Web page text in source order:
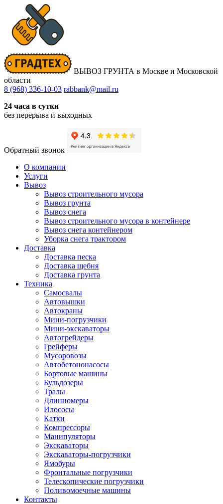
ВЫВОЗ ГРУНТА в Москве и Московской
области
8 (968) 336-10-03 rabbank@mail.ru
24 часа в сутки
без перерыва и выходных
Обратный звонок
О компании
Услуги
Вывоз
Вывоз строительного мусора
Вывоз грунта
Вывоз снега
Вывоз строительного мусора в контейнере
Вывоз снега контейнером
Уборка снега трактором
Доставка
Доставка песка
Доставка щебня
Доставка грунта
Техника
Самосвалы
Автовышки
Автокраны
Мини-погрузчики
Мини-экскаваторы
Автогрейдеры
Грейферы
Мусоровозы
Автобетононасосы
Бортовые машины
Бульдозеры
Тралы
Длинномеры
Илососы
Катки
Компрессоры
Манипуляторы
Экскаваторы
Экскаваторы-погрузчики
Ямобуры
Фронтальные погрузчики
Телескопические погрузчики
Поливомоечные машины
Контакты